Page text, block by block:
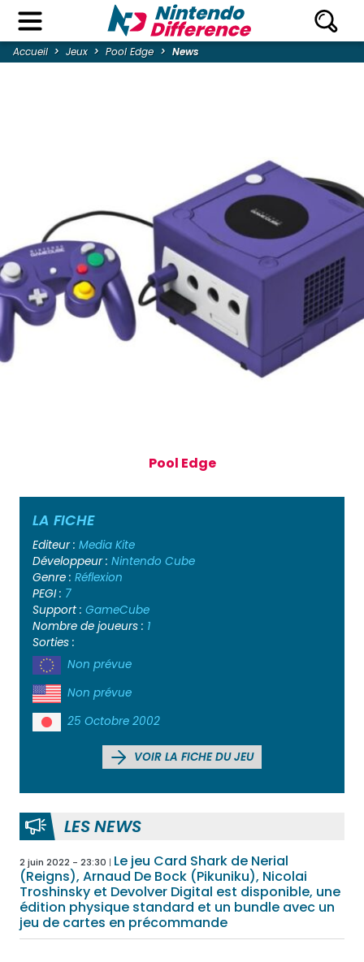
Accueil Jeux Pool Edge News
Pool Edge
LA FICHE
Editeur : Media Kite
Développeur : Nintendo Cube
Genre : Réflexion
PEGI : 7
Support : GameCube
Nombre de joueurs : 1
Sorties :
Non prévue
Non prévue
25 Octobre 2002
VOIR LA FICHE DU JEU
LES NEWS
2 juin 2022 - 23:30
Le jeu Card Shark de Nerial
(Reigns), Arnaud De Bock (Pikuniku), Nicolai
Troshinsky et Devolver Digital est disponible, une
édition physique standard et un bundle avec un
jeu de cartes en précommande